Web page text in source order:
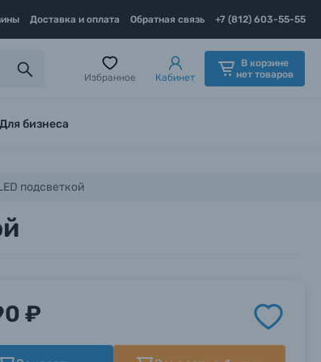
Доставка и оплата Обратная связь +7 (812) 603-55-55
Избранное Кабинет
В корзине
нет товаров
Для бизнеса
подсветкой
₽